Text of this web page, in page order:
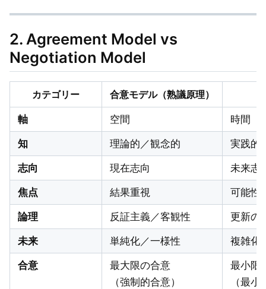
2. Agreement Model vs
Negotiation Model
カテゴリー 合意モデル（熟議原理）
軸 空間 時間
知 理論的／観念的 実践的
志向 現在志向 未来志
焦点 結果重視 可能性
論理 反証主義／客観性 更新の
未来 単純化／一様性 複雑化
合意
最大限の合意
（強制的合意）
最小限
（最